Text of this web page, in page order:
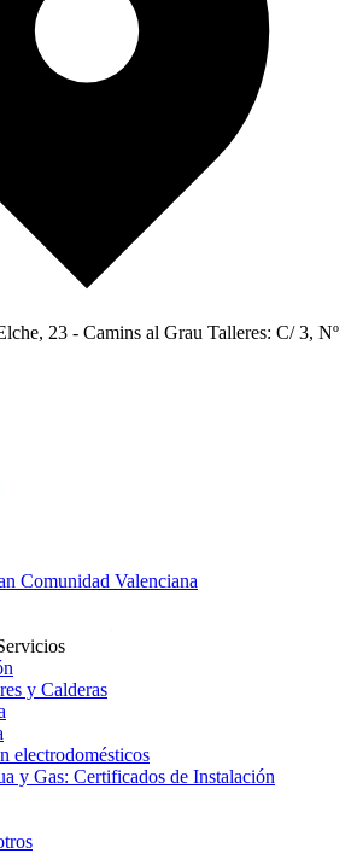
23 - Camins al Grau Talleres: C/ 3, Nº
Comunidad Valenciana
y Calderas
electrodomésticos
y Gas: Certificados de Instalación